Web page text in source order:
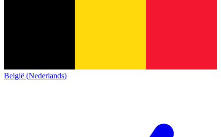
België (Nederlands)